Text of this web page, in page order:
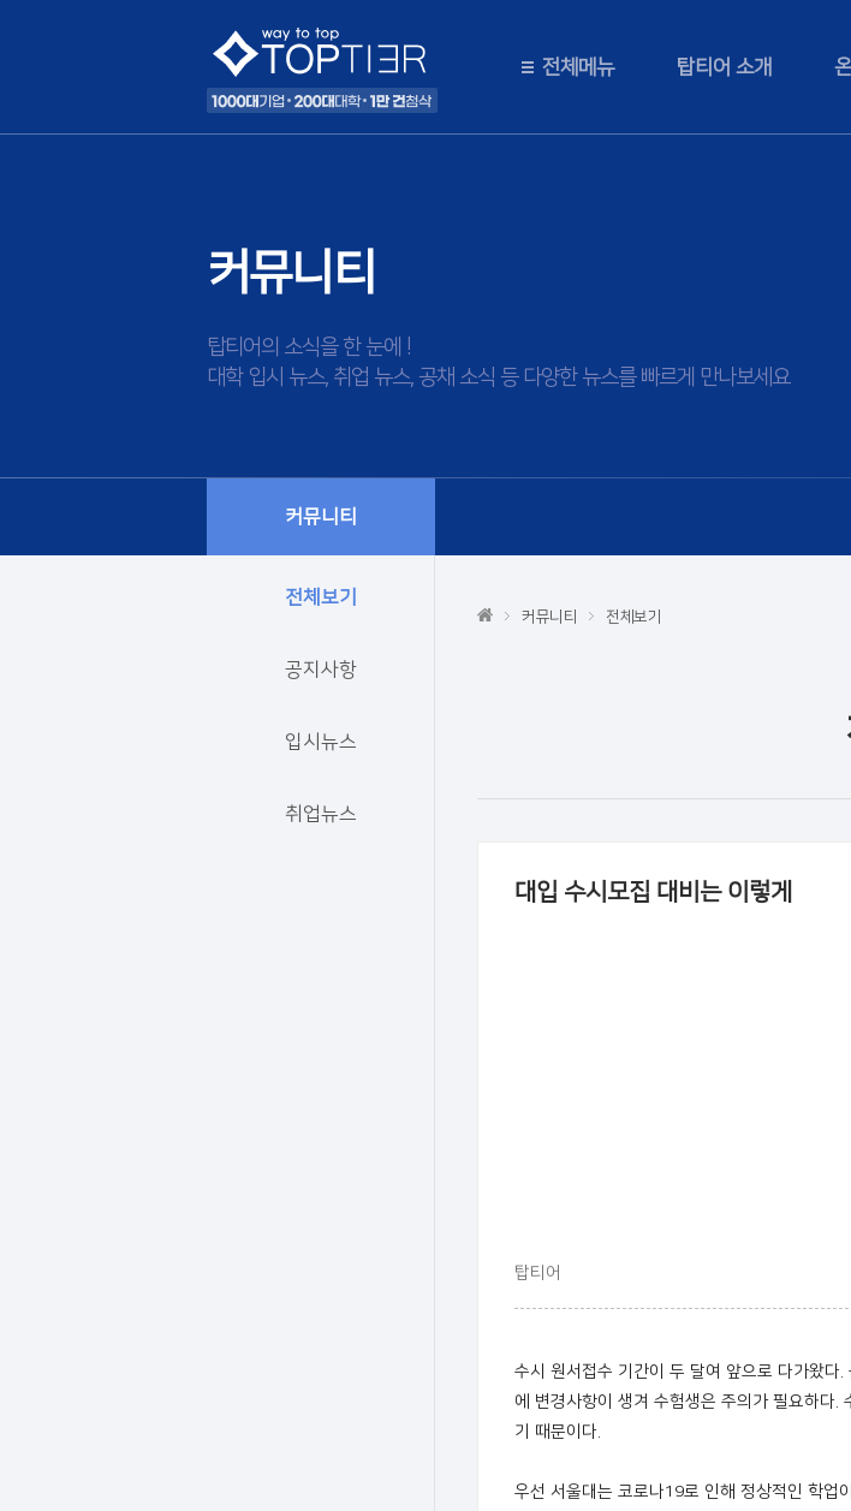
전체메뉴 탑티어 소개
커뮤니티
탑티어의 소식을 한 눈에 !
대학 입시 뉴스, 취업 뉴스, 공채 소식 등 다양한 뉴스를 빠르게 만나보세요
커뮤니티
전체보기
공지사항
입시뉴스
취업뉴스
커뮤니티 전체보기
대입 수시모집 대비는 이렇게
탑티어
수시 원서접수 기간이 두 달여 앞으로 다가왔다
에 변경사항이 생겨 수험생은 주의가 필요하다.
기 때문이다.
우선 서울대는 코로나19로 인해 정상적인 학업